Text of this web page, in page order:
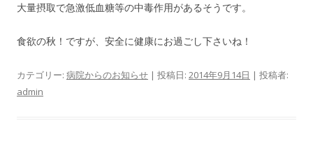
大量摂取で急激低血糖等の中毒作用があるそうです。
食欲の秋！ですが、安全に健康にお過ごし下さいね！
カテゴリー: 病院からのお知らせ | 投稿日: 2014年9月14日 | 投稿者:
admin